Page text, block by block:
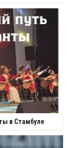
в Стамбуле